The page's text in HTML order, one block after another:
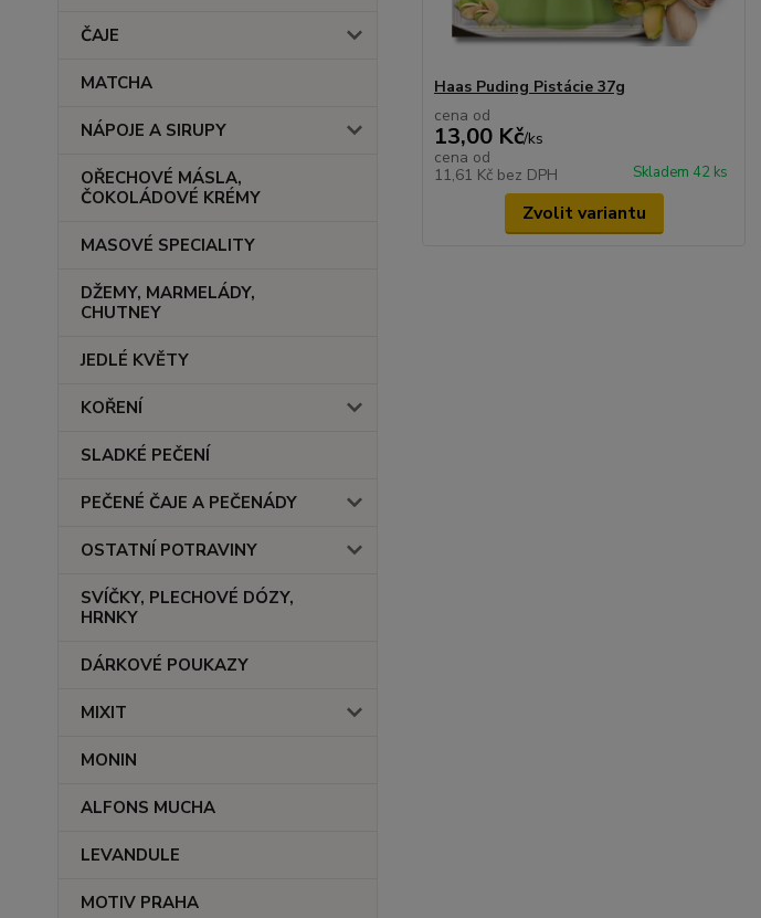
ČAJE
MATCHA
NÁPOJE A SIRUPY
OŘECHOVÉ MÁSLA,
ČOKOLÁDOVÉ KRÉMY
MASOVÉ SPECIALITY
DŽEMY, MARMELÁDY,
CHUTNEY
JEDLÉ KVĚTY
KOŘENÍ
SLADKÉ PEČENÍ
PEČENÉ ČAJE A PEČENÁDY
OSTATNÍ POTRAVINY
SVÍČKY, PLECHOVÉ DÓZY,
HRNKY
DÁRKOVÉ POUKAZY
MIXIT
MONIN
ALFONS MUCHA
LEVANDULE
MOTIV PRAHA
Haas Puding Pistácie 37g
cena od
13,00 Kč/ks
cena od
11,61 Kč bez DPH Skladem 42 ks
Zvolit variantu